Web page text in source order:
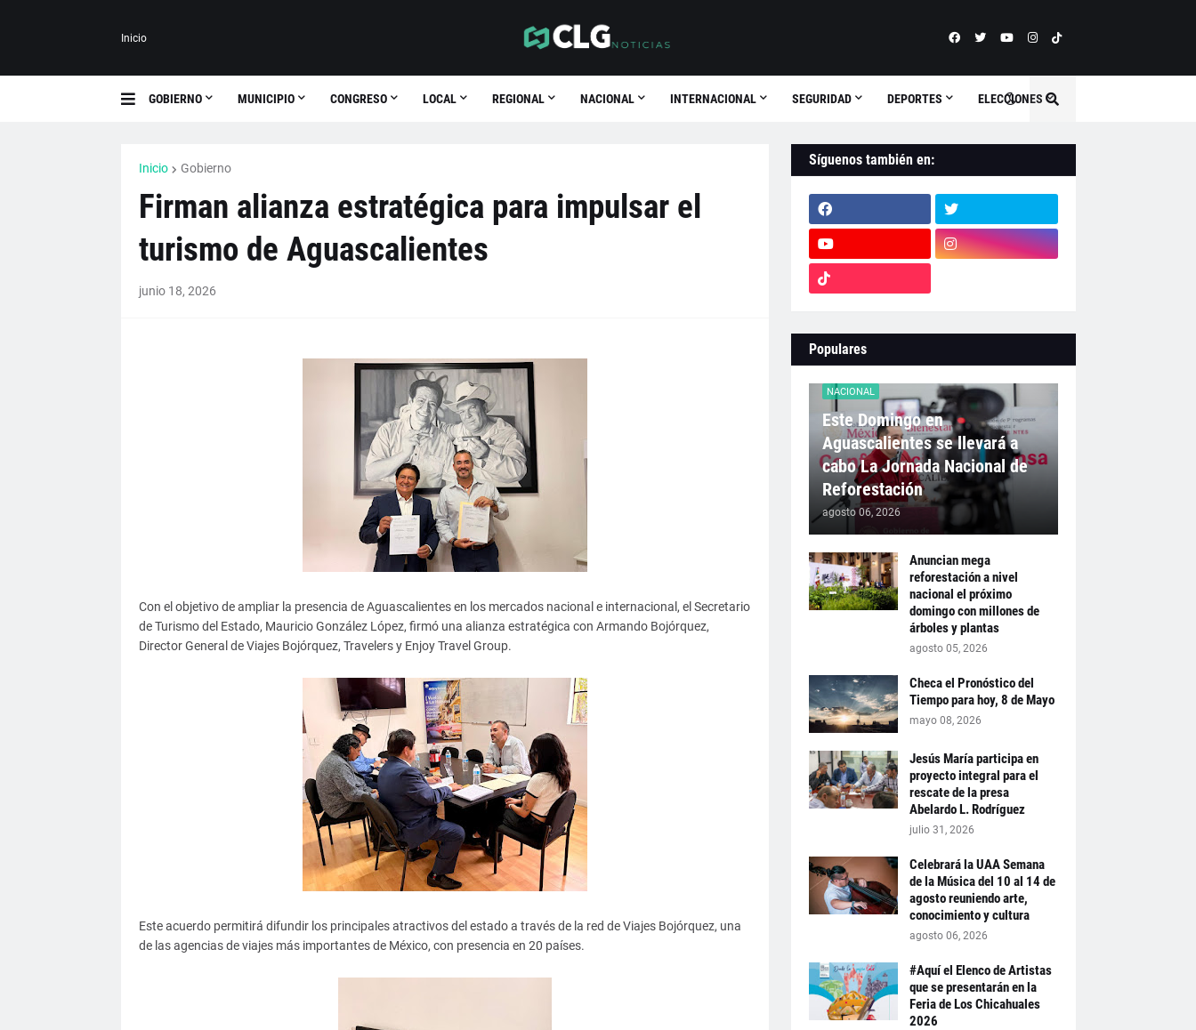
Inicio
GOBIERNO MUNICIPIO CONGRESO LOCAL REGIONAL NACIONAL INTERNACIONAL SEGURIDAD DEPORTES ELECCIONES
Inicio Gobierno
Firman alianza estratégica para impulsar el
turismo de Aguascalientes
junio 18, 2026
Con el objetivo de ampliar la presencia de Aguascalientes en los mercados nacional e internacional, el Secretario
de Turismo del Estado, Mauricio González López, firmó una alianza estratégica con Armando Bojórquez,
Director General de Viajes Bojórquez, Travelers y Enjoy Travel Group.
Este acuerdo permitirá difundir los principales atractivos del estado a través de la red de Viajes Bojórquez, una
de las agencias de viajes más importantes de México, con presencia en 20 países.
Síguenos también en:
Populares
NACIONAL
Este Domingo en
Aguascalientes se llevará a
cabo La Jornada Nacional de
Reforestación
agosto 06, 2026
Anuncian mega
reforestación a nivel
nacional el próximo
domingo con millones de
árboles y plantas
agosto 05, 2026
Checa el Pronóstico del
Tiempo para hoy, 8 de Mayo
mayo 08, 2026
Jesús María participa en
proyecto integral para el
rescate de la presa
Abelardo L. Rodríguez
julio 31, 2026
Celebrará la UAA Semana
de la Música del 10 al 14 de
agosto reuniendo arte,
conocimiento y cultura
agosto 06, 2026
#Aquí el Elenco de Artistas
que se presentarán en la
Feria de Los Chicahuales
2026